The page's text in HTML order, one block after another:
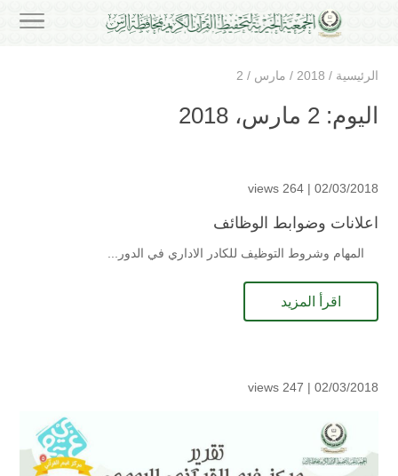
الرئيسية /
2018
/ مارس /
2
اليوم: 2 مارس، 2018
02/03/2018 |
264 views
اعلانات وضوابط الوظائف
المهام وشروط التوظيف للكادر الاداري في الدور...
اقرأ المزيد
02/03/2018 |
247 views